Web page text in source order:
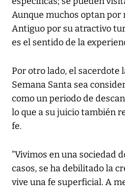
Aunque muchos optan por
Antiguo por su atractivo
es el sentido de la
Por otro lado, el sacerdote
Semana Santa sea
como un periodo de
lo que a su juicio también
fe.
“Vivimos en una sociedad
casos, se ha debilitado la
vive una fe superficial. A